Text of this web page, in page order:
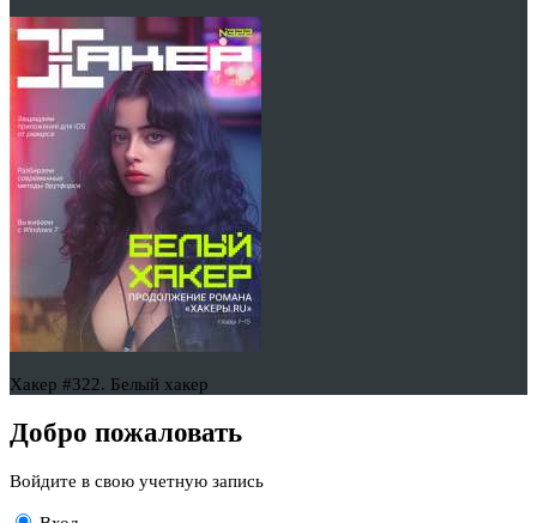
Хакер #322. Белый хакер
Добро пожаловать
Войдите в свою учетную запись